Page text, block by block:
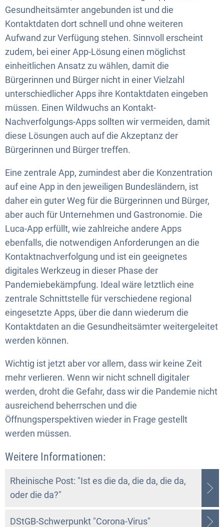
Gesundheitsämter angebunden ist und die
Kontaktdaten dort schnell und ohne weiteren
Aufwand zur Verfügung stehen. Sinnvoll erscheint
zudem, bei einer App-Lösung einen möglichst
einheitlichen Ansatz zu wählen, damit die
Bürgerinnen und Bürger nicht in einer Vielzahl
unterschiedlicher Apps ihre Kontaktdaten eingeben
müssen. Einen Wildwuchs an Kontakt-
Nachverfolgungs-Apps sollten wir vermeiden, damit
diese Lösungen auch auf die Akzeptanz der
Bürgerinnen und Bürger treffen.
Eine zentrale App, zumindest aber die Konzentration
auf eine App in den jeweiligen Bundesländern, ist
daher ein guter Weg für die Bürgerinnen und Bürger,
aber auch für Unternehmen und Gastronomie. Die
Luca-App erfüllt, wie zahlreiche andere Apps
ebenfalls, die notwendigen Anforderungen an die
Kontaktnachverfolgung und ist ein geeignetes
digitales Werkzeug in dieser Phase der
Pandemiebekämpfung. Ideal wäre letztlich eine
zentrale Schnittstelle für verschiedene regional
eingesetzte Apps, über die dann wiederum die
Kontaktdaten an die Gesundheitsämter weitergeleitet
werden können.
Wichtig ist jetzt aber vor allem, dass wir keine Zeit
mehr verlieren. Wenn wir nicht schnell digitaler
werden, droht die Gefahr, dass wir die Pandemie nicht
ausreichend beherrschen und die
Öffnungsperspektiven wieder in Frage gestellt
werden müssen.
Weitere Informationen:
Rheinische Post: "Ist es die da, die da, die da,
oder die da?"
DStGB-Schwerpunkt "Corona-Virus"